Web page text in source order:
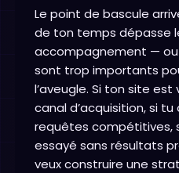
Le point de bascule
de ton temps dépasse
accompagnement — ou
sont trop importants
l’aveugle. Si ton site
canal d’acquisition, si tu
requêtes compétitives,
essayé sans résultats
veux construire une